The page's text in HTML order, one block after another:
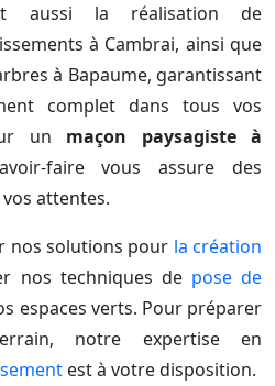
aussi la réalisation de
à Cambrai, ainsi que
à Bapaume, garantissant
complet dans tous vos
un maçon paysagiste à
faire vous assure des
attentes.
nos solutions pour la création
nos techniques de pose de
espaces verts. Pour préparer
notre expertise en
est à votre disposition.